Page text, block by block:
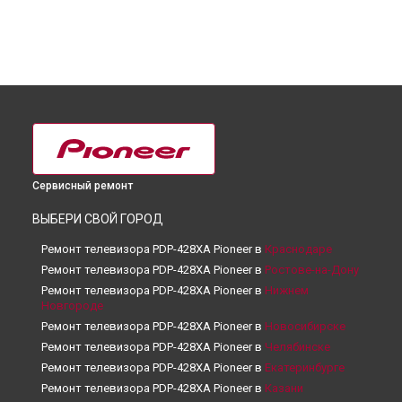
Сервисный ремонт
ВЫБЕРИ СВОЙ ГОРОД
Ремонт телевизора PDP-428XA Pioneer в Краснодаре
Ремонт телевизора PDP-428XA Pioneer в Ростове-на-Дону
Ремонт телевизора PDP-428XA Pioneer в Нижнем
Новгороде
Ремонт телевизора PDP-428XA Pioneer в Новосибирске
Ремонт телевизора PDP-428XA Pioneer в Челябинске
Ремонт телевизора PDP-428XA Pioneer в Екатеринбурге
Ремонт телевизора PDP-428XA Pioneer в Казани